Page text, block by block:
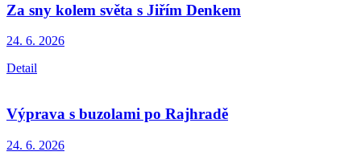
Za sny kolem světa s Jiřím Denkem
24. 6. 2026
Detail
Výprava s buzolami po Rajhradě
24. 6. 2026